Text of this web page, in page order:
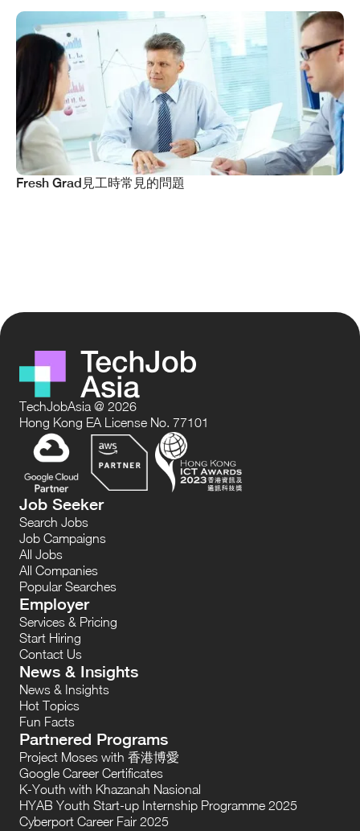
Fresh Grad見工時常見的問題
TechJobAsia @ 2026
Hong Kong EA License No. 77101
Job Seeker
Search Jobs
Job Campaigns
All Jobs
All Companies
Popular Searches
Employer
Services & Pricing
Start Hiring
Contact Us
News & Insights
News & Insights
Hot Topics
Fun Facts
Partnered Programs
Project Moses with 香港博愛
Google Career Certificates
K-Youth with Khazanah Nasional
HYAB Youth Start-up Internship Programme 2025
Cyberport Career Fair 2025